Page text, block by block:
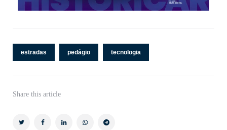
estradas pedágio tecnologia
Share this article